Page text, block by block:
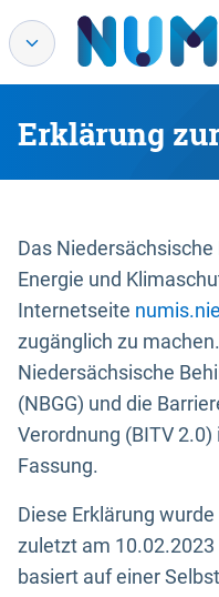
Erklärung
Das
Energie und
Internetseite
zugänglich zu
Niedersächsische
(NBGG) und die
Verordnung (BITV
Fassung.
Diese Erklärung
zuletzt am
basiert auf einer